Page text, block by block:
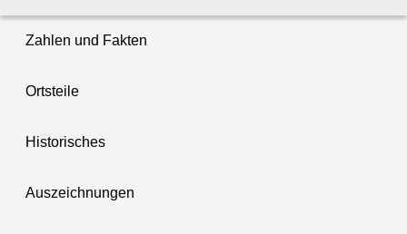
Zahlen und Fakten
Ortsteile
Historisches
Auszeichnungen